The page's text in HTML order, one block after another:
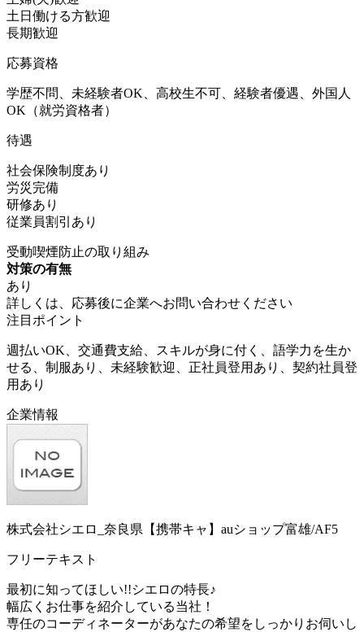
土日働ける方歓迎
長期歓迎
応募資格
学歴不問、未経験者OK、高校生不可、経験者優遇、外国人
OK（就労資格者）
待遇
社会保険制度あり
労災完備
研修あり
従業員割引あり
受動喫煙防止の取り組み
対策の有無
あり
詳しくは、応募後に企業へお問い合わせください
注目ポイント
週払いOK、交通費支給、スキルが身に付く、語学力を生か
せる、制服あり、未経験歓迎、正社員登用あり、契約社員登
用あり
企業情報
株式会社シエロ_奈良県【携帯キャ】auショップ富雄/AF5
フリーテキスト
最初に知ってほしい!!シエロの特長♪
幅広くお仕事を紹介している当社！
専任のコーディネーターがあなたの希望をしっかりお伺いし